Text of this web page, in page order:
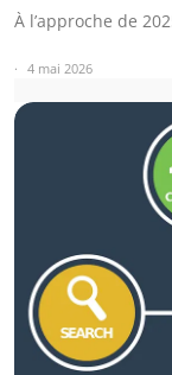
À l’approche de
4 mai 2026